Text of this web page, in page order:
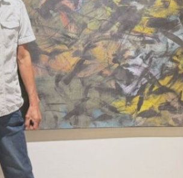
由彰化縣政府主辦的「彰化縣美術
彰化縣立美術館1樓隆重登場。本
師的創作脈絡。此次展覽將藝術家
命本質與萬物秩序的深刻觀察，是